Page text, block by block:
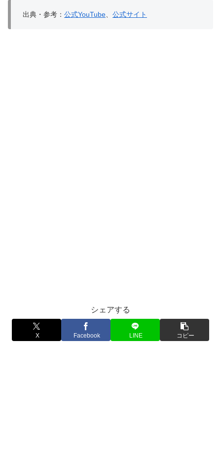
出典・参考： 公式YouTube 公式サイト
シェアする
X Facebook LINE コピー